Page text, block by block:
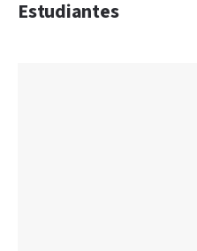
Estudiantes